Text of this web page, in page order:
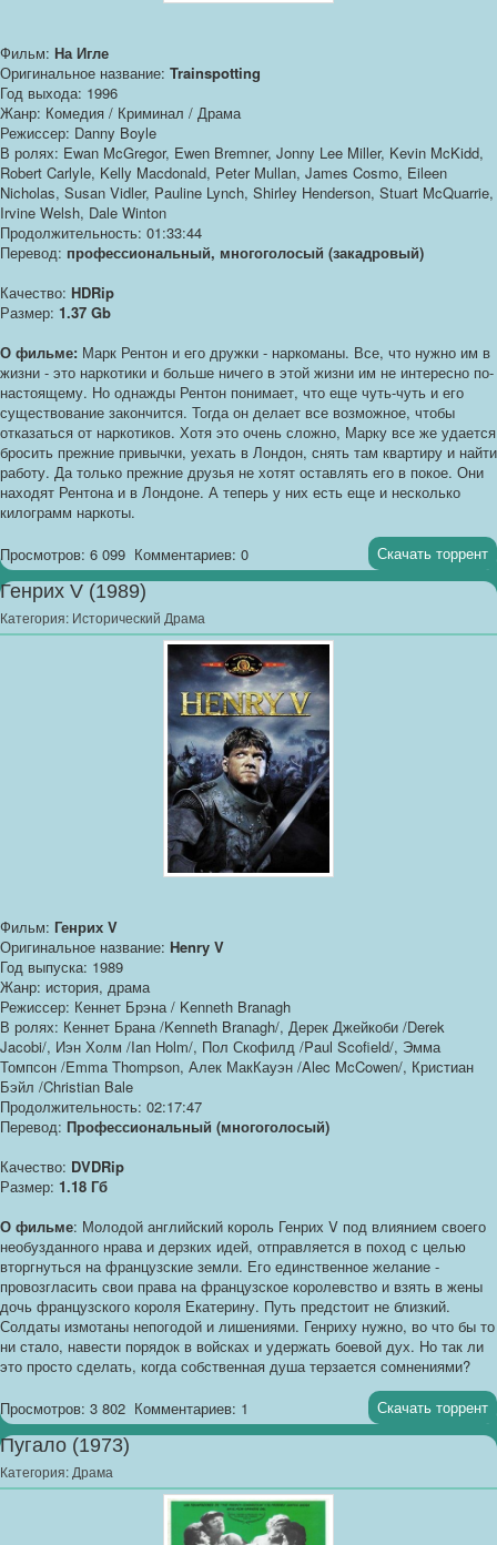
Фильм: На Игле
Оригинальное название: Trainspotting
Год выхода: 1996
Жанр: Комедия / Криминал / Драма
Режиссер: Danny Boyle
В ролях: Ewan McGregor, Ewen Bremner, Jonny Lee Miller, Kevin McKidd,
Robert Carlyle, Kelly Macdonald, Peter Mullan, James Cosmo, Eileen
Nicholas, Susan Vidler, Pauline Lynch, Shirley Henderson, Stuart McQuarrie,
Irvine Welsh, Dale Winton
Продолжительность: 01:33:44
Перевод: профессиональный, многоголосый (закадровый)
Качество: HDRip
Размер: 1.37 Gb
О фильме: Марк Рентон и его дружки - наркоманы. Все, что нужно им в
жизни - это наркотики и больше ничего в этой жизни им не интересно по-
настоящему. Но однажды Рентон понимает, что еще чуть-чуть и его
существование закончится. Тогда он делает все возможное, чтобы
отказаться от наркотиков. Хотя это очень сложно, Марку все же удается
бросить прежние привычки, уехать в Лондон, снять там квартиру и найти
работу. Да только прежние друзья не хотят оставлять его в покое. Они
находят Рентона и в Лондоне. А теперь у них есть еще и несколько
килограмм наркоты.
Просмотров: 6 099 Комментариев: 0 Скачать торрент
Генрих V (1989)
Категория: Исторический Драма
Фильм: Генрих V
Оригинальное название: Henry V
Год выпуска: 1989
Жанр: история, драма
Режиссер: Кеннет Брэна / Kenneth Branagh
В ролях: Кеннет Брана /Kenneth Branagh/, Дерек Джейкоби /Derek
Jacobi/, Иэн Холм /Ian Holm/, Пол Скофилд /Paul Scofield/, Эмма
Томпсон /Emma Thompson, Алек МакКауэн /Alec McCowen/, Кристиан
Бэйл /Christian Bale
Продолжительность: 02:17:47
Перевод: Профессиональный (многоголосый)
Качество: DVDRip
Размер: 1.18 Гб
О фильме: Молодой английский король Генрих V под влиянием своего
необузданного нрава и дерзких идей, отправляется в поход с целью
вторгнуться на французские земли. Его единственное желание -
провозгласить свои права на французское королевство и взять в жены
дочь французского короля Екатерину. Путь предстоит не близкий.
Солдаты измотаны непогодой и лишениями. Генриху нужно, во что бы то
ни стало, навести порядок в войсках и удержать боевой дух. Но так ли
это просто сделать, когда собственная душа терзается сомнениями?
Просмотров: 3 802 Комментариев: 1 Скачать торрент
Пугало (1973)
Категория: Драма